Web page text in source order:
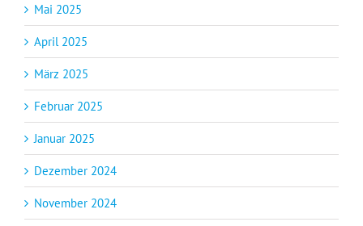
Mai 2025
April 2025
März 2025
Februar 2025
Januar 2025
Dezember 2024
November 2024